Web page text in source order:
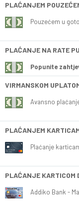
PLAĆANJEM
Pouzećem u
PLAĆANJE NA RATE
Popunite
VIRMANSKOM
Avansno
PLAĆANJEM
Plaćanje
PLAĆANJE KARTICOM
Addiko Bank -